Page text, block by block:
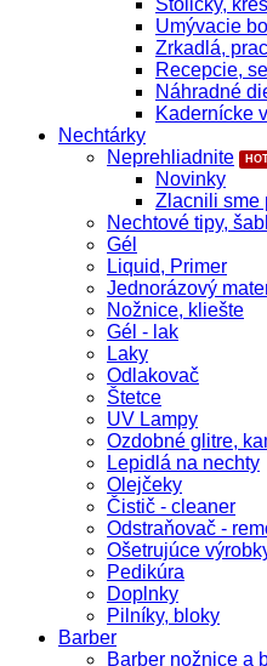
Stoličky,
Umývacie
Zrkadlá,
Recepcie,
Náhradné
Kadernícke
Nechtárky
Neprehliadnite
Novinky
Zlacnili sme
Nechtové tipy,
Gél
Liquid, Primer
Jednorázový
Nožnice, kliešte
Gél - lak
Laky
Odlakovač
Štetce
UV Lampy
Ozdobné glitre,
Lepidlá na nechty
Olejčeky
Čistič - cleaner
Odstraňovač -
Ošetrujúce
Pedikúra
Doplnky
Pilníky, bloky
Barber
Barber nožnice a